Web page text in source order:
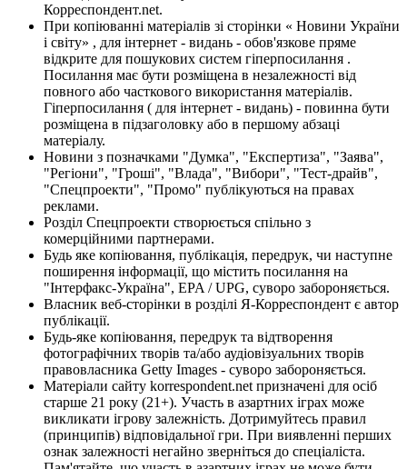
Корреспондент.net.
При копіюванні матеріалів зі сторінки « Новини України
і світу» , для інтернет - видань - обов'язкове пряме
відкрите для пошукових систем гіперпосилання .
Посилання має бути розміщена в незалежності від
повного або часткового використання матеріалів.
Гіперпосилання ( для інтернет - видань) - повинна бути
розміщена в підзаголовку або в першому абзаці
матеріалу.
Новини з позначками "Думка", "Експертиза", "Заява",
"Регіони", "Гроші", "Влада", "Вибори", "Тест-драйв",
"Спецпроекти", "Промо" публікуються на правах
реклами.
Розділ Спецпроекти створюється спільно з
комерційними партнерами.
Будь яке копіювання, публікація, передрук, чи наступне
поширення інформації, що містить посилання на
"Інтерфакс-Україна", EPA / UPG, суворо забороняється.
Власник веб-сторінки в розділі Я-Корреспондент є автор
публікації.
Будь-яке копіювання, передрук та відтворення
фотографічних творів та/або аудіовізуальних творів
правовласника Getty Images - суворо забороняється.
Матеріали сайту korrespondent.net призначені для осіб
старше 21 року (21+). Участь в азартних іграх може
викликати ігрову залежність. Дотримуйтесь правил
(принципів) відповідальної гри. При виявленні перших
ознак залежності негайно зверніться до спеціаліста.